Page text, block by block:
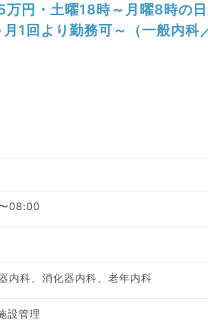
万円・土曜18時～月曜8時の
月1回より勤務可～（一般内科
08:00
内科、消化器内科、老年内科
設管理